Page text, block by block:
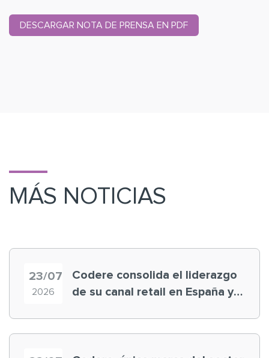
DESCARGAR NOTA DE PRENSA EN PDF
MÁS NOTICIAS
23/07
2026
Codere consolida el liderazgo
de su canal retail en España y